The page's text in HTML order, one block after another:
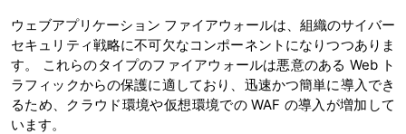
ウェブアプリケーション ファイアウォールは、組織のサイバー
セキュリティ戦略に不可欠なコンポーネントになりつつありま
す。 これらのタイプのファイアウォールは悪意のある Web ト
ラフィックからの保護に適しており、迅速かつ簡単に導入でき
るため、クラウド環境や仮想環境での WAF の導入が増加して
います。